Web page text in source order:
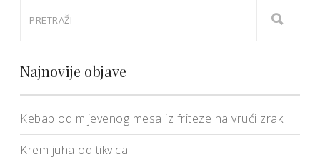
Najnovije objave
Kebab od mljevenog mesa iz friteze na vrući zrak
Krem juha od tikvica